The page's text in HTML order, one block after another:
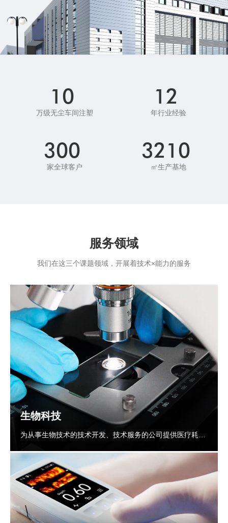
10
万级无尘车间注塑
12
年行业经验
300
家全球客户
3210
㎡生产基地
服务领域
我们在这三个课题领域，开展着技术×能力的服务
生物科技
为从事生物技术的技术开发、技术服务的公司提供医疗耗材